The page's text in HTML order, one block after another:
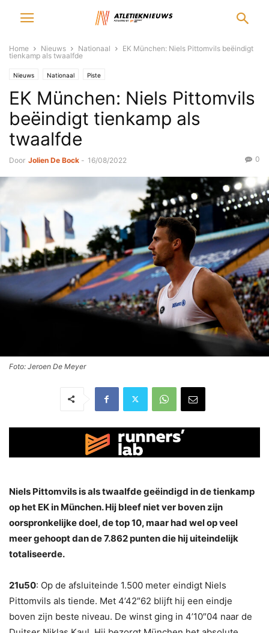
Home Nieuws Nationaal
EK München: Niels Pittomvils beëindigt
tienkamp als twaalfde
Nieuws Nationaal Piste
EK München: Niels Pittomvils
beëindigt tienkamp als
twaalfde
Door Jolien De Bock - 16/08/2022 0
Foto: Jeroen De Meyer
Niels Pittomvils is als twaalfde geëindigd in de tienkamp
op het EK in München. Hij bleef niet ver boven zijn
oorspronkelijke doel, de top 10, maar had wel op veel
meer gehoopt dan de 7.862 punten die hij uiteindelijk
totaliseerde.
21u50: Op de afsluiteinde 1.500 meter eindigt Niels
Pittomvils als tiende. Met 4’42″62 blijft hij een eindje
boven zijn beste niveau. De winst ging in 4’10″04 naar de